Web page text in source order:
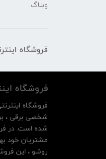
وبلاگ
فروشگاه
فروشگاه
فروشگاه
شخصی برقی ،
شده است. در
روشو ، این